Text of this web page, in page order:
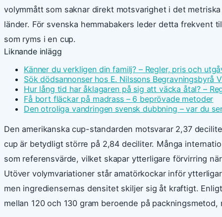
volymmått som saknar direkt motsvarighet i det
länder. För svenska hemmabakers leder detta frekvent
som ryms i en cup.
Liknande inlägg
Känner du verkligen din familj? – Regler, pris och
Sök dödsannonser hos E. Nilssons Begravningsbyrå
Hur lång tid har åklagaren på sig att väcka åtal? –
Få bort fläckar på madrass – 6 beprövade metoder
Den otroliga vandringen svensk dubbning – var du
Den amerikanska cup-standarden motsvarar 2,37
cup är betydligt större på 2,84 deciliter. Många
som referensvärde, vilket skapar ytterligare förvirring
Utöver volymvariationer står amatörkockar inför
men ingrediensernas densitet skiljer sig åt kraftigt.
mellan 120 och 130 gram beroende på